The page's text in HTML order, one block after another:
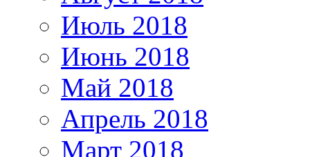
Июль 2018
Июнь 2018
Май 2018
Апрель 2018
Март 2018